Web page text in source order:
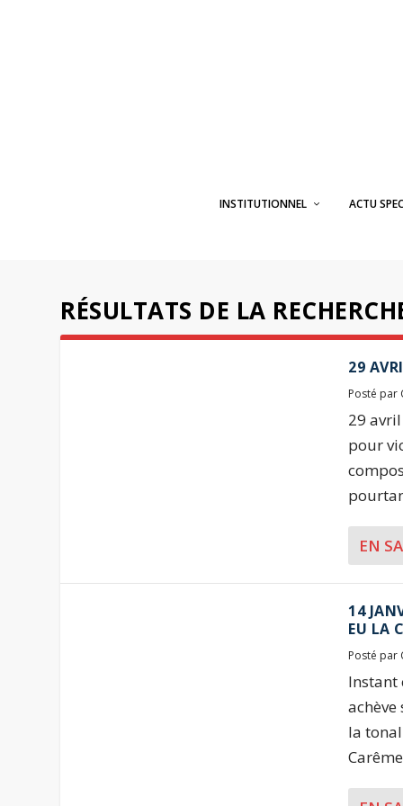
INSTITUTIONNEL ACTU
RÉSULTATS DE LA
29
Posté par
29
pour
EN
14
EU LA
Posté par
Instant
achève
la